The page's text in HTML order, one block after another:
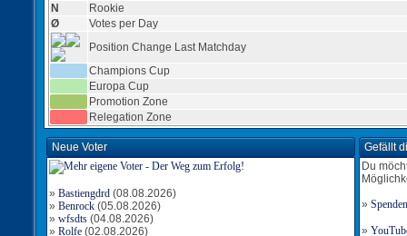
N
Rookie
Ø
Votes per Day
Position Change Last Matchday
Champions Cup
Europa Cup
Promotion Zone
Relegation Zone
Neue Voter
» Bastiengdrd (08.08.2026)
» Benrock (05.08.2026)
» wfsdts (04.08.2026)
» Rolfe (02.08.2026)
Gefällt
Du
» Spenden
»